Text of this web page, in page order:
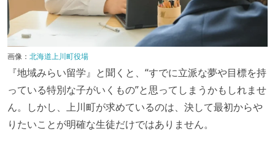
画像： 北海道上川町役場
『地域みらい留学』と聞くと、“すでに立派な夢や目標を持
っている特別な子がいくもの”と思ってしまうかもしれませ
ん。しかし、上川町が求めているのは、決して最初からや
りたいことが明確な生徒だけではありません。